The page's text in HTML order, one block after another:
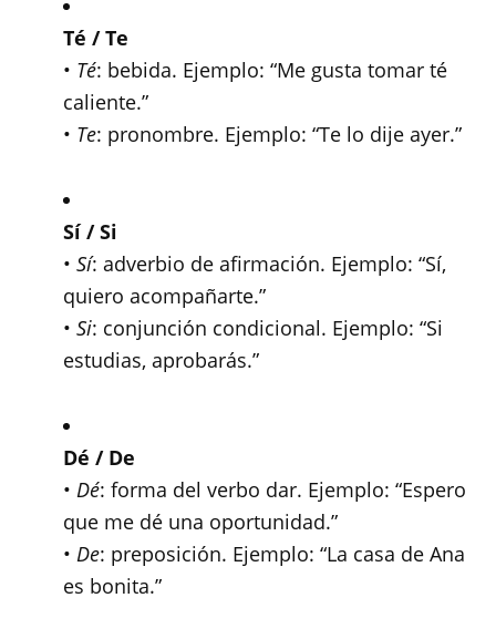
Té / Te
• Té: bebida. Ejemplo: “Me gusta tomar té
caliente.”
• Te: pronombre. Ejemplo: “Te lo dije ayer.”
Sí / Si
• Sí: adverbio de afirmación. Ejemplo: “Sí,
quiero acompañarte.”
• Si: conjunción condicional. Ejemplo: “Si
estudias, aprobarás.”
Dé / De
• Dé: forma del verbo dar. Ejemplo: “Espero
que me dé una oportunidad.”
• De: preposición. Ejemplo: “La casa de Ana
es bonita.”